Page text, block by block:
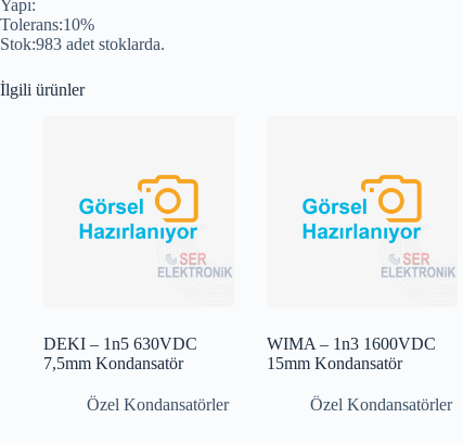
Yapı:
Tolerans:10%
Stok:983 adet stoklarda.
İlgili ürünler
DEKI – 1n5 630VDC
7,5mm Kondansatör
Özel Kondansatörler
WIMA – 1n3 1600VDC
15mm Kondansatör
Özel Kondansatörler